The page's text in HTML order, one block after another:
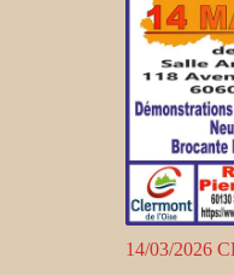
14/03/2026